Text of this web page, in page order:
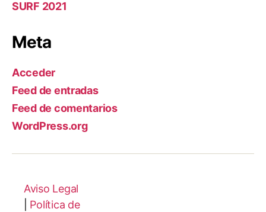
SURF 2021
Meta
Acceder
Feed de entradas
Feed de comentarios
WordPress.org
Aviso Legal
Política de